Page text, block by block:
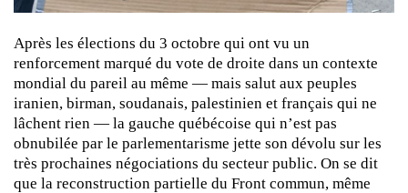
Après les élections du 3 octobre qui ont vu un
renforcement marqué du vote de droite dans un contexte
mondial du pareil au même — mais salut aux peuples
iranien, birman, soudanais, palestinien et français qui ne
lâchent rien — la gauche québécoise qui n’est pas
obnubilée par le parlementarisme jette son dévolu sur les
très prochaines négociations du secteur public. On se dit
que la reconstruction partielle du Front commun, même